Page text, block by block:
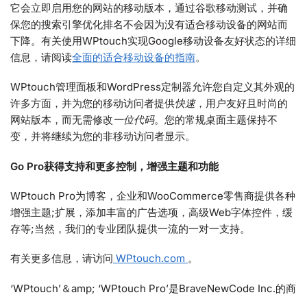
它会立即启用您的网站的移动版本，通过谷歌移动测试，并确
保您的搜索引擎优化排名不会因为没有适合移动设备的网站而
下降。有关使用WPtouch实现Google移动设备友好状态的详细
信息，请阅读全面的适合移动设备的指南。
WPtouch管理面板和WordPress定制器允许您自定义其外观的
许多方面，并为您的移动访问者提供快速，用户友好且时尚的
网站版本，而无需修改一位代码。您的常规桌面主题保持不
变，并将继续为您的非移动访问者显示。
Go Pro获得支持和更多控制，增强主题和功能
WPtouch Pro为博客，企业和WooCommerce零售商提供各种
增强主题;扩展，添加丰富的广告选项，高级Web字体控件，缓
存等;当然，我们的专业团队提供一流的一对一支持。
有关更多信息，请访问 WPtouch.com 。
‘WPtouch’＆amp; ‘WPtouch Pro’是BraveNewCode Inc.的商